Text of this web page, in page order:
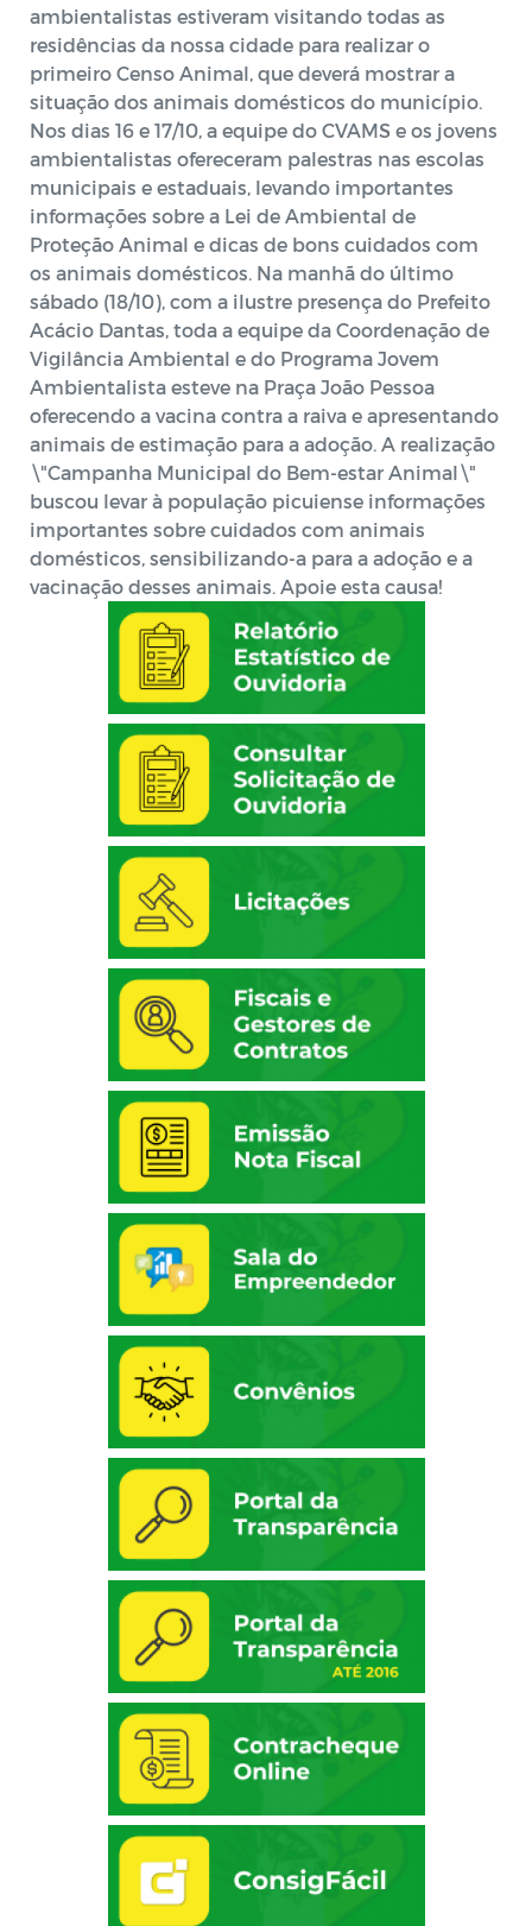
ambientalistas estiveram visitando todas as
residências da nossa cidade para realizar o
primeiro Censo Animal, que deverá mostrar a
situação dos animais domésticos do município.
Nos dias 16 e 17/10, a equipe do CVAMS e os jovens
ambientalistas ofereceram palestras nas escolas
municipais e estaduais, levando importantes
informações sobre a Lei de Ambiental de
Proteção Animal e dicas de bons cuidados com
os animais domésticos. Na manhã do último
sábado (18/10), com a ilustre presença do Prefeito
Acácio Dantas, toda a equipe da Coordenação de
Vigilância Ambiental e do Programa Jovem
Ambientalista esteve na Praça João Pessoa
oferecendo a vacina contra a raiva e apresentando
animais de estimação para a adoção. A realização
\"Campanha Municipal do Bem-estar Animal\"
buscou levar à população picuiense informações
importantes sobre cuidados com animais
domésticos, sensibilizando-a para a adoção e a
vacinação desses animais. Apoie esta causa!